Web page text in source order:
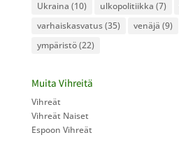
Ukraina (10) ulkopolitiikka (7)
varhaiskasvatus(35) venäjä (9)
ympäristö(22)
Muita Vihreitä
Vihreät
Vihreät Naiset
Espoon Vihreät